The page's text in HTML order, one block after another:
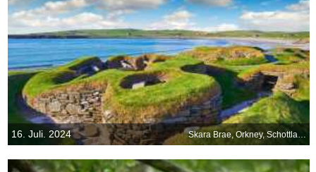
16. Juli. 2024 Skara Brae, Orkney, Schottland